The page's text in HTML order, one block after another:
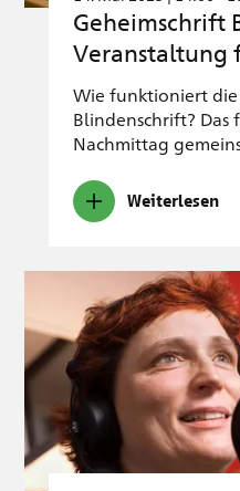
Geheimschrift
Veranstaltung
Wie funktioniert
Blindenschrift? Das
Nachmittag
Weiterlesen